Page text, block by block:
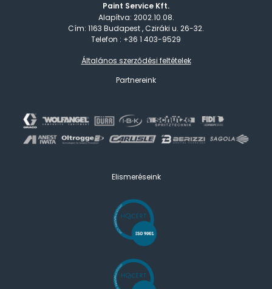
Paint Service Kft.
Alapítva: 2002.10.08.
Cím: 1163 Budapest , Cziráki u. 26-32.
Telefon : +36 1 403-9529
Általános szerződési feltételek
Partnereink
Elismeréseink